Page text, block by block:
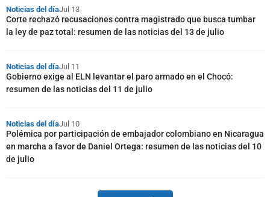
Noticias del díaJul 13
Corte rechazó recusaciones contra magistrado que busca tumbar
la ley de paz total: resumen de las noticias del 13 de julio
Noticias del díaJul 11
Gobierno exige al ELN levantar el paro armado en el Chocó:
resumen de las noticias del 11 de julio
Noticias del díaJul 10
Polémica por participación de embajador colombiano en Nicaragua
en marcha a favor de Daniel Ortega: resumen de las noticias del 10
de julio